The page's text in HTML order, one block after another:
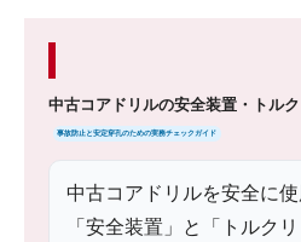
中古コアドリルの安全装置・トル
事故防止と安定穿孔のための実務チェックガイド
中古コアドリルを安全に使
「安全装置」と「トルク